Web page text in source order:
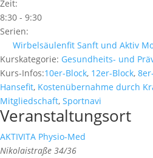
Zeit:
8:30 - 9:30
Serien:
Wirbelsäulenfit Sanft und Aktiv
Kurskategorie: Gesundheits- und
Kurs-Infos:10er-Block, 12er-Block,
Hansefit, Kostenübernahme durch
Mitgliedschaft, Sportnavi
Veranstaltungsort
AKTIVITA Physio-Med
Nikolaistraße 34/36